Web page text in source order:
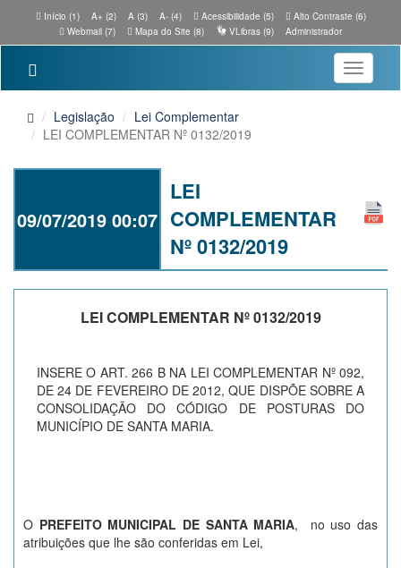
Início (1) A+ (2) A (3) A- (4) Acessibilidade (5)
Alto Contraste (6)
Webmail (7)
Mapa do Site (8) VLibras (9) Administrador
Toggle
Legislação
Lei Complementar
LEI COMPLEMENTAR Nº 0132/2019
09/07/2019 00:07
LEI
COMPLEMENTAR
Nº 0132/2019
LEI COMPLEMENTAR Nº 0132/2019
INSERE O ART. 266 B NA LEI COMPLEMENTAR Nº 092,
DE 24 DE FEVEREIRO DE 2012, QUE DISPÕE SOBRE A
CONSOLIDAÇÃO DO CÓDIGO DE POSTURAS DO
MUNICÍPIO DE SANTA MARIA.
O PREFEITO MUNICIPAL DE SANTA MARIA, no uso das
atribuições que lhe são conferidas em Lei,